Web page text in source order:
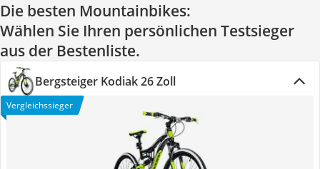
Die besten Mountainbikes:
Wählen Sie Ihren persönlichen Testsieger
aus der Bestenliste.
Bergsteiger Kodiak 26 Zoll
Vergleichssieger